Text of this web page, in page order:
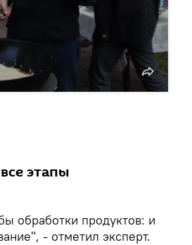
этапы
обработки продуктов: и
- отметил эксперт.